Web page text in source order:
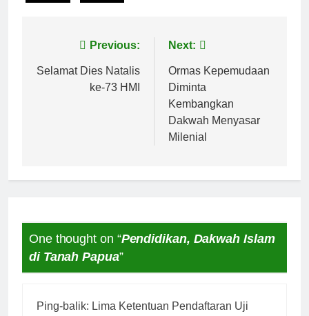
Navigasi
pos
Previous:
Selamat Dies Natalis
ke-73 HMI
Next:
Ormas Kepemudaan
Diminta
Kembangkan
Dakwah Menyasar
Milenial
One thought on “Pendidikan, Dakwah Islam
di Tanah Papua”
Ping-balik: Lima Ketentuan Pendaftaran Uji